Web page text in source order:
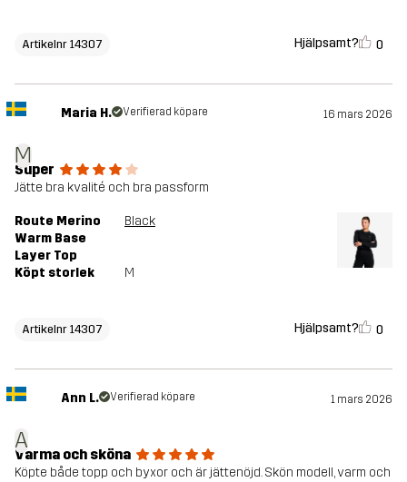
Artikelnr 14307 Hjälpsamt? 0
M
Maria H. Verifierad köpare 16 mars 2026
Super
Jätte bra kvalité och bra passform
Route Merino
Warm Base
Layer Top
Black
Köpt storlek M
Artikelnr 14307 Hjälpsamt? 0
A
Ann L. Verifierad köpare 1 mars 2026
Varma och sköna
Köpte både topp och byxor och är jättenöjd. Skön modell, varm och